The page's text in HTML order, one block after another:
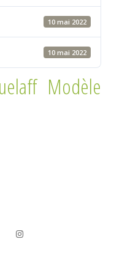
10 mai 2022
10 mai 2022
Modèle